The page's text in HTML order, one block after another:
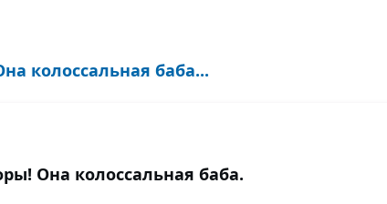
колоссальная баба...
Она колоссальная баба.